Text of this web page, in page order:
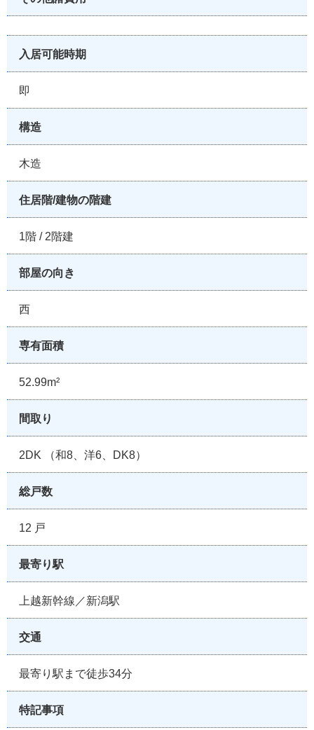
入居可能時期
即
構造
木造
住居階/建物の階建
1階 / 2階建
部屋の向き
西
専有面積
52.99m²
間取り
2DK （和8、洋6、DK8）
総戸数
12 戸
最寄り駅
上越新幹線／新潟駅
交通
最寄り駅まで徒歩34分
特記事項